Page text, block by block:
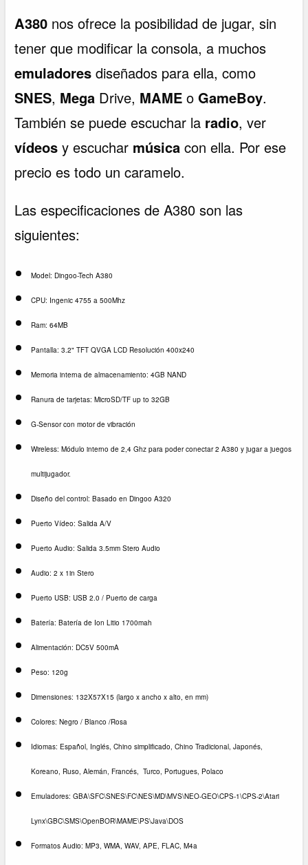
A380 nos ofrece la posibilidad de jugar, sin
tener que modificar la consola, a muchos
emuladores diseñados para ella, como
SNES, Mega Drive, MAMEoGameBoy.
También se puede escuchar la radio, ver
vídeos y escuchar música con ella. Por ese
precio es todo un caramelo.
Las especificaciones de A380 son las
siguientes:
Model: Dingoo-Tech A380
CPU: Ingenic 4755 a 500Mhz
Ram: 64MB
Pantalla: 3.2" TFT QVGA LCD Resolución 400x240
Memoria interna de almacenamiento: 4GB NAND
Ranura de tarjetas: MicroSD/TF up to 32GB
G-Sensor con motor de vibración
Wireless: Módulo interno de 2,4 Ghz para poder conectar 2 A380 y jugar a juegos
multijugador.
Diseño del control: Basado en Dingoo A320
Puerto Vídeo: Salida A/V
Puerto Audio: Salida 3.5mm Stero Audio
Audio: 2 x 1in Stero
Puerto USB: USB 2.0 / Puerto de carga
Batería: Batería de Ion Litio 1700mah
Alimentación: DC5V 500mA
Peso: 120g
Dimensiones: 132X57X15 (largo x ancho x alto, en mm)
Colores: Negro / Blanco /Rosa
Idiomas:Español, Inglés, Chino simplificado, Chino Tradicional, Japonés,
Koreano, Ruso, Alemán, Francés, Turco, Portugues, Polaco
Emuladores: GBA\SFC\SNES\FC\NES\MD\MVS\NEO-GEO\CPS-1\CPS-2\Atari
Lynx\GBC\SMS\OpenBOR\MAME\PS\Java\DOS
Formatos Audio: MP3, WMA, WAV, APE, FLAC, M4a